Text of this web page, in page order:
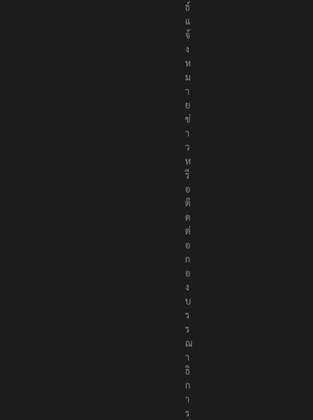
น
ธ์
แ
จ้
ง
ห
ม
า
ย
ข่
า
ว
ห
รื
อ
ติ
ด
ต่
อ
ก
อ
ง
บ
ร
ร
ณ
า
ธิ
ก
า